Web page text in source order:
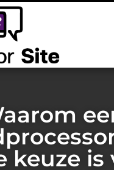
keuze is